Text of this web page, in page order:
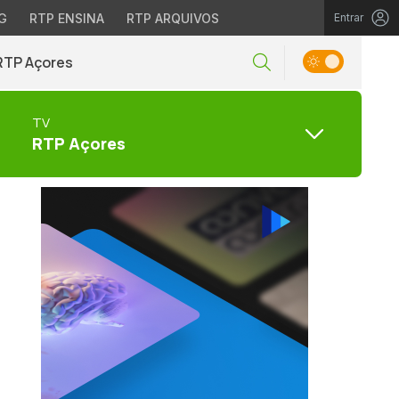
RTP ENSINA RTP ARQUIVOS Entrar
Açores
TV
RTP Açores